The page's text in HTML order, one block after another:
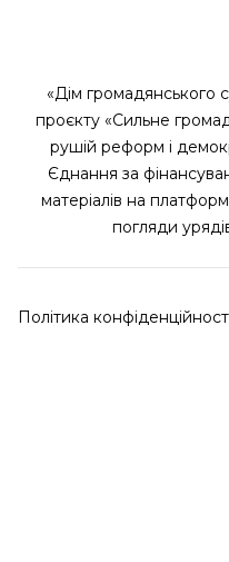
«Дім громадянського
проєкту «Сильне
рушій реформ і
Єднання за
матеріалів на
погляди
Політика